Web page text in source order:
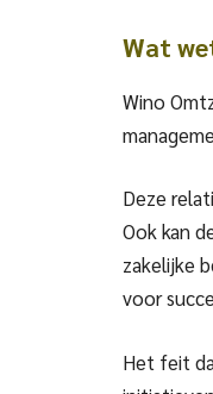
Wat
Wino
Deze
Ook kan
zakelijke
voor
Het feit